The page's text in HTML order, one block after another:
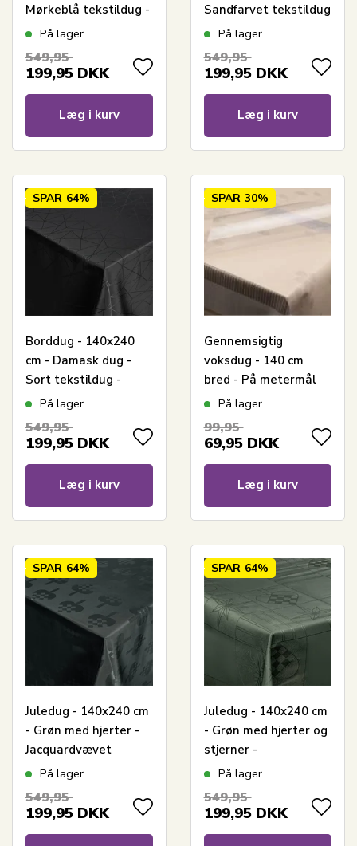
Mørkeblå tekstildug -
Jacquardvævet dug
mønster - Eksklusiv
På lager
549,95
199,95 DKK
Læg i kurv
Sandfarvet tekstildug
- Jacquardvævet dug
mønster - Eksklusiv
På lager
549,95
199,95 DKK
Læg i kurv
SPAR 64%
Borddug - 140x240
cm - Damask dug -
Sort tekstildug -
Jacquardvævet dug
mønster - Eksklusiv
På lager
549,95
199,95 DKK
Læg i kurv
SPAR 30%
Gennemsigtig
voksdug - 140 cm
bred - På metermål
På lager
99,95
69,95 DKK
Læg i kurv
SPAR 64%
Juledug - 140x240 cm
- Grøn med hjerter -
Jacquardvævet
borddug - Eksklusiv
På lager
549,95
199,95 DKK
SPAR 64%
Juledug - 140x240 cm
- Grøn med hjerter og
stjerner -
Jacquardvævet
dug
På lager
549,95
199,95 DKK